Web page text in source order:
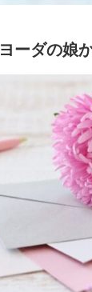
ーダの娘